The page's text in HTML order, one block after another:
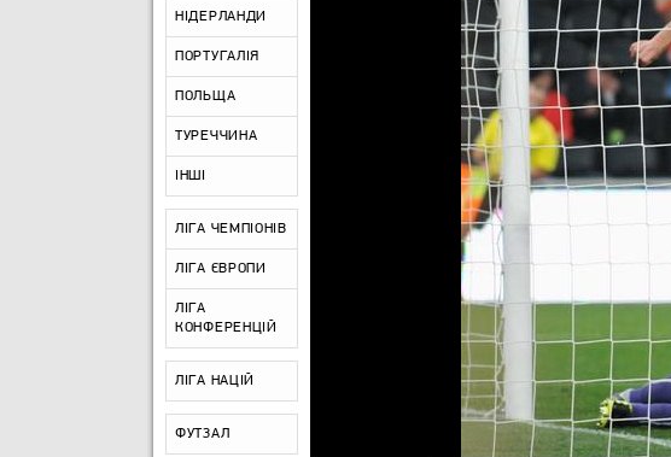
НІДЕРЛАНДИ
ПОРТУГАЛІЯ
ПОЛЬЩА
ТУРЕЧЧИНА
ІНШІ
ЛІГА ЧЕМПІОНІВ
ЛІГА ЄВРОПИ
ЛІГА
КОНФЕРЕНЦІЙ
ЛІГА НАЦІЙ
ФУТЗАЛ